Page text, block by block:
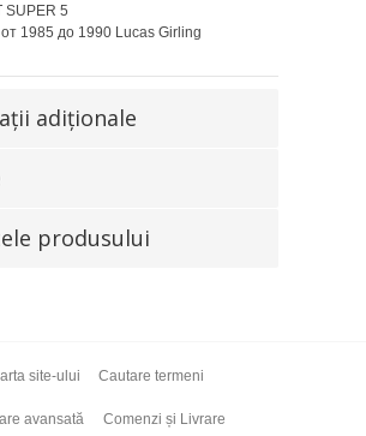
SUPER 5
1985 до 1990 Lucas Girling
adiţionale
produsului
site-ului Cautare termeni
avansată Comenzi și Livrare